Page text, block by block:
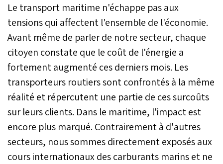
Le transport maritime n'échappe pas aux
tensions qui affectent l'ensemble de l'économie.
Avant même de parler de notre secteur, chaque
citoyen constate que le coût de l'énergie a
fortement augmenté ces derniers mois. Les
transporteurs routiers sont confrontés à la même
réalité et répercutent une partie de ces surcoûts
sur leurs clients. Dans le maritime, l'impact est
encore plus marqué. Contrairement à d'autres
secteurs, nous sommes directement exposés aux
cours internationaux des carburants marins et ne